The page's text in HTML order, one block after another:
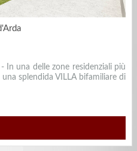
In una delle zone residenziali più
splendida VILLA bifamiliare di